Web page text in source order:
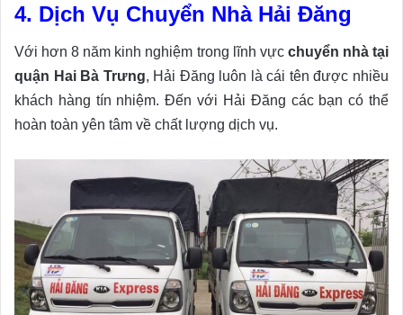
4. Dịch Vụ Chuyển Nhà Hải Đăng
Với hơn 8 năm kinh nghiệm trong lĩnh vực chuyển nhà tại
quận Hai Bà Trưng, Hải Đăng luôn là cái tên được nhiều
khách hàng tín nhiệm. Đến với Hải Đăng các bạn có thể
hoàn toàn yên tâm về chất lượng dịch vụ.